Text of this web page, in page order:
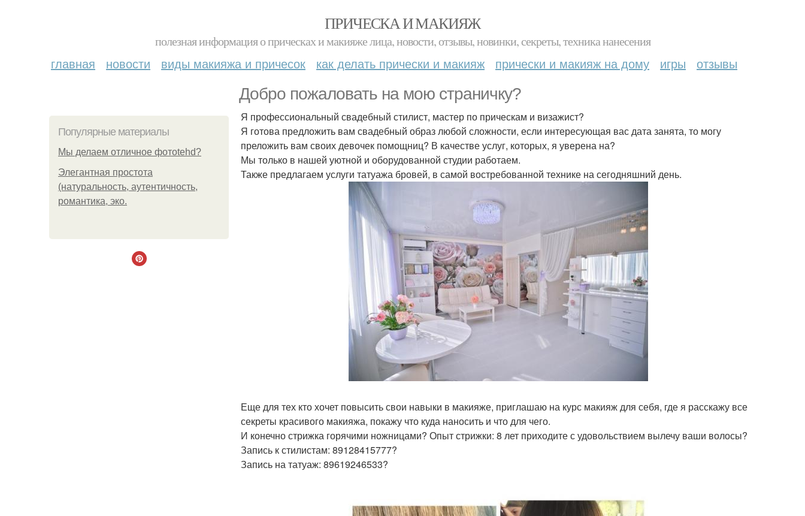
ПРИЧЕСКА И МАКИЯЖ
полезная информация о прическах и макияже лица, новости, отзывы, новинки, секреты, техника нанесения
главная новости виды макияжа и причесок как делать прически и макияж прически и макияж на дому игры отзывы
Добро пожаловать на мою страничку?
Популярные материалы
Мы делаем отличное фотоtehd?
Элегантная простота
(натуральность, аутентичность,
романтика, эко.
Я профессиональный свадебный стилист, мастер по прическам и визажист?
Я готова предложить вам свадебный образ любой сложности, если интересующая вас дата занята, то могу
преложить вам своих девочек помощниц? В качестве услуг, которых, я уверена на?
Мы только в нашей уютной и оборудованной студии работаем.
Также предлагаем услуги татуажа бровей, в самой востребованной технике на сегодняшний день.
Еще для тех кто хочет повысить свои навыки в макияже, приглашаю на курс макияж для себя, где я расскажу все
секреты красивого макияжа, покажу что куда наносить и что для чего.
И конечно стрижка горячими ножницами? Опыт стрижки: 8 лет приходите с удовольствием вылечу ваши волосы?
Запись к стилистам: 89128415777?
Запись на татуаж: 89619246533?